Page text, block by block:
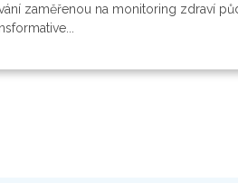
zaměřenou na monitoring zdraví